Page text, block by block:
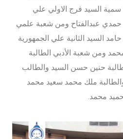
السيد فرج الاولي علي
حمدي عبدالفتاح ومن شعبة علمي
السيد الثانية علي الجمهورية
ومن شعبة الأدبي الطالبة
حنين حسن السيد والطالب
ملك محمد سعيد محمد
محمد.